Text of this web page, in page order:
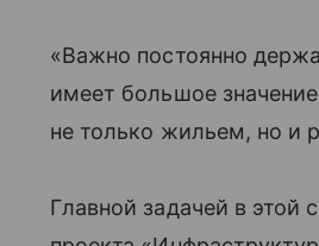
«Важно постоянно
имеет большое
не только жильем, но и
Главной задачей в этой